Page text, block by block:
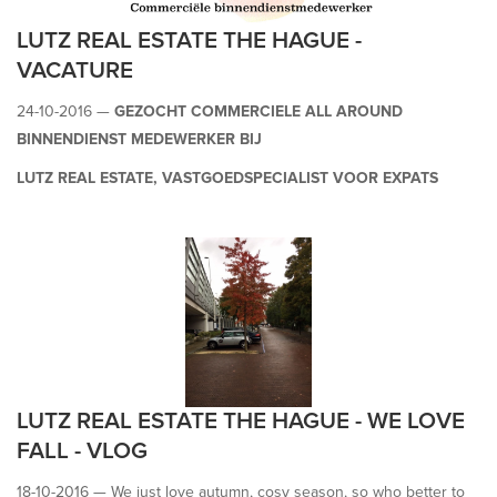
LUTZ REAL ESTATE THE HAGUE -
VACATURE
24-10-2016 — GEZOCHT COMMERCIELE ALL AROUND
BINNENDIENST MEDEWERKER BIJ
LUTZ REAL ESTATE, VASTGOEDSPECIALIST VOOR EXPATS
Lutz Real Estate is een vastgoedspecialist gevestigd in Den Haag.
Onze opdrachtgevers zijn voornamelijk expats en hun werkgevers.
Wij werken in een jong en dynamisch team in de regio’s Den Haag
en Rotterdam. Door groei van het aantal relaties zijn wij op zoek
naar een gemotiveerde collega.
LUTZ REAL ESTATE THE HAGUE - WE LOVE
FALL - VLOG
18-10-2016 — We just love autumn, cosy season, so who better to